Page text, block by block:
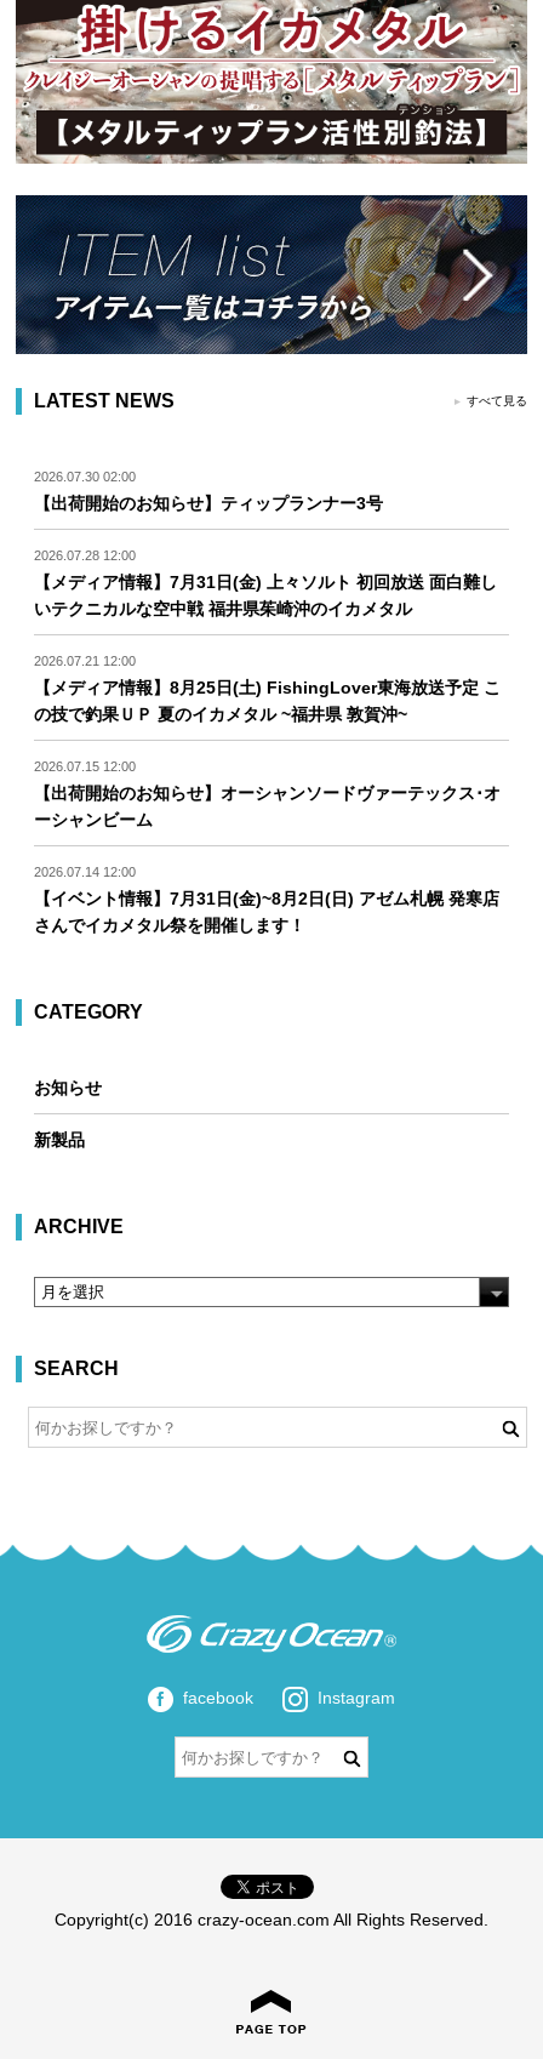
LATEST NEWS すべて見る
2026.07.30 02:00
【出荷開始のお知らせ】ティップランナー3号
2026.07.28 12:00
【メディア情報】7月31日(金) 上々ソルト 初回放送 面白難し
いテクニカルな空中戦 福井県茱崎沖のイカメタル
2026.07.21 12:00
【メディア情報】8月25日(土) FishingLover東海放送予定 こ
の技で釣果ＵＰ 夏のイカメタル ~福井県 敦賀沖~
2026.07.15 12:00
【出荷開始のお知らせ】オーシャンソードヴァーテックス･オ
ーシャンビーム
2026.07.14 12:00
【イベント情報】7月31日(金)~8月2日(日) アゼム札幌 発寒店
さんでイカメタル祭を開催します！
CATEGORY
お知らせ
新製品
ARCHIVE
SEARCH
facebook Instagram
Copyright(c) 2016 crazy-ocean.com All Rights Reserved.